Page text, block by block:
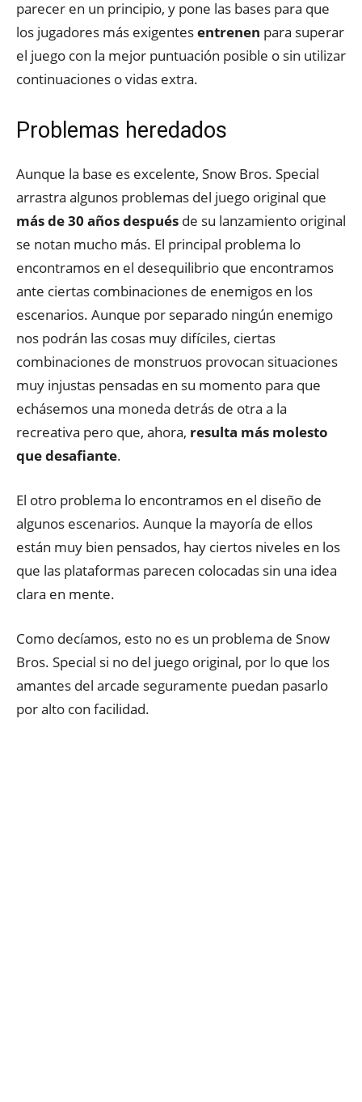
parecer en un principio, y pone las bases para que
los jugadores más exigentesentrenen para superar
el juego con la mejor puntuación posible o sin utilizar
continuaciones o vidas extra.
Problemas heredados
Aunque la base es excelente, Snow Bros. Special
arrastra algunos problemas del juego original que
más de 30 años después de su lanzamiento original
se notan mucho más. El principal problema lo
encontramos en el desequilibrio que encontramos
ante ciertas combinaciones de enemigos en los
escenarios. Aunque por separado ningún enemigo
nos podrán las cosas muy difíciles, ciertas
combinaciones de monstruos provocan situaciones
muy injustas pensadas en su momento para que
echásemos una moneda detrás de otra a la
recreativa pero que, ahora, resulta más molesto
que desafiante.
El otro problema lo encontramos en el diseño de
algunos escenarios. Aunque la mayoría de ellos
están muy bien pensados, hay ciertos niveles en los
que las plataformas parecen colocadas sin una idea
clara en mente.
Como decíamos, esto no es un problema de Snow
Bros. Special si no del juego original, por lo que los
amantes del arcade seguramente puedan pasarlo
por alto con facilidad.